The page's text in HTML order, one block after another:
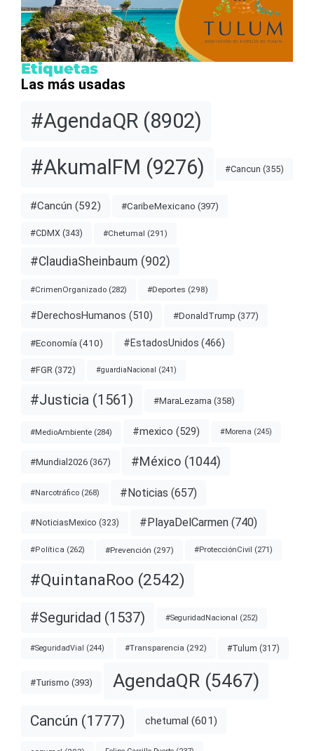
Etiquetas
Las más usadas
#AgendaQR (8902)
#AkumalFM (9276) #Cancun (355)
#Cancún (592) #CaribeMexicano (397)
#CDMX (343) #Chetumal (291)
#ClaudiaSheinbaum (902)
#CrimenOrganizado (282) #Deportes (298)
#DerechosHumanos (510) #DonaldTrump (377)
#Economía (410) #EstadosUnidos (466)
#FGR (372) #guardiaNacional (241)
#Justicia (1561) #MaraLezama (358)
#MedioAmbiente (284) #mexico (529) #Morena (245)
#Mundial2026 (367) #México (1044)
#Narcotráfico (268) #Noticias (657)
#NoticiasMexico (323) #PlayaDelCarmen (740)
#Política (262) #Prevención (297) #ProtecciónCivil (271)
#QuintanaRoo (2542)
#Seguridad (1537) #SeguridadNacional (252)
#SeguridadVial (244) #Transparencia (292) #Tulum (317)
#Turismo (393) AgendaQR (5467)
Cancún (1777) chetumal (601)